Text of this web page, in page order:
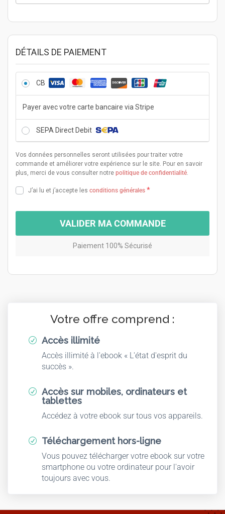
DÉTAILS DE PAIEMENT
CB
Payer avec votre carte bancaire via Stripe
SEPA Direct Debit
Vos données personnelles seront utilisées pour traiter votre
commande et améliorer votre expérience sur le site. Pour en savoir
plus, merci de vous consulter notre politique de confidentialité
J’ai lu et j’accepte les conditions générales *
VALIDER MA COMMANDE
Paiement 100% Sécurisé
Votre offre comprend :
R Accès illimité
Accès illimité à l'ebook « L'état d'esprit du
succès ».
R
Accès sur mobiles, ordinateurs et
tablettes
Accédez à votre ebook sur tous vos appareils.
R Téléchargement hors-ligne
Vous pouvez télécharger votre ebook sur votre
smartphone ou votre ordinateur pour l'avoir
toujours avec vous.